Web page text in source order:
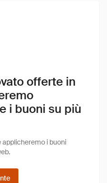
offerte in
i buoni su più
applicheremo i buoni